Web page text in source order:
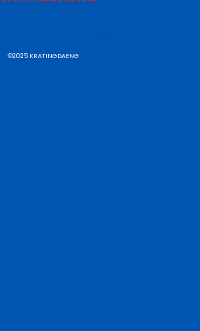
©2025 KRATINGDAENG